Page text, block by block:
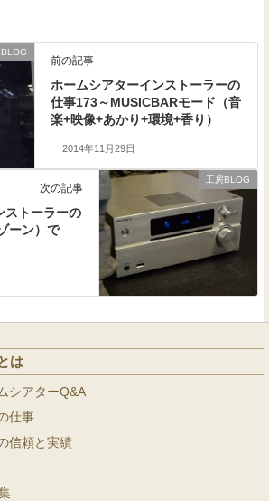
前の記事
ホームシアターインストーラーの
仕事173～MUSICBARモード（音
楽+映像+あかり+環境+香り）
2014年11月29日
工房BLOG
次の記事
ストーラーの
ーン）で
は
シアターQ&A
仕事
信頼と実績